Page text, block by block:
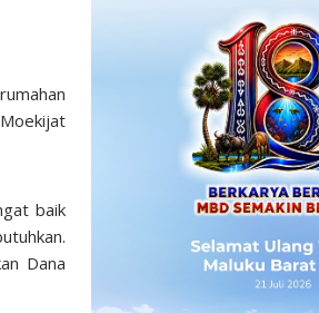
baik
Dana